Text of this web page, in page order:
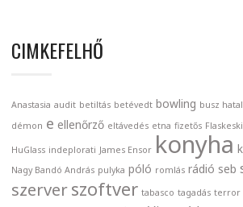
CIMKEFELHŐ
Anastasia audit betiltás betévedt bowling busz
démon e ellenőrző eltávedés etna fizetős
HuGlass indeplorati James Ensor konyha
Nagy Bandó András pulyka póló romlás rádió seb
szerverszoftver tabasco tagadás terror